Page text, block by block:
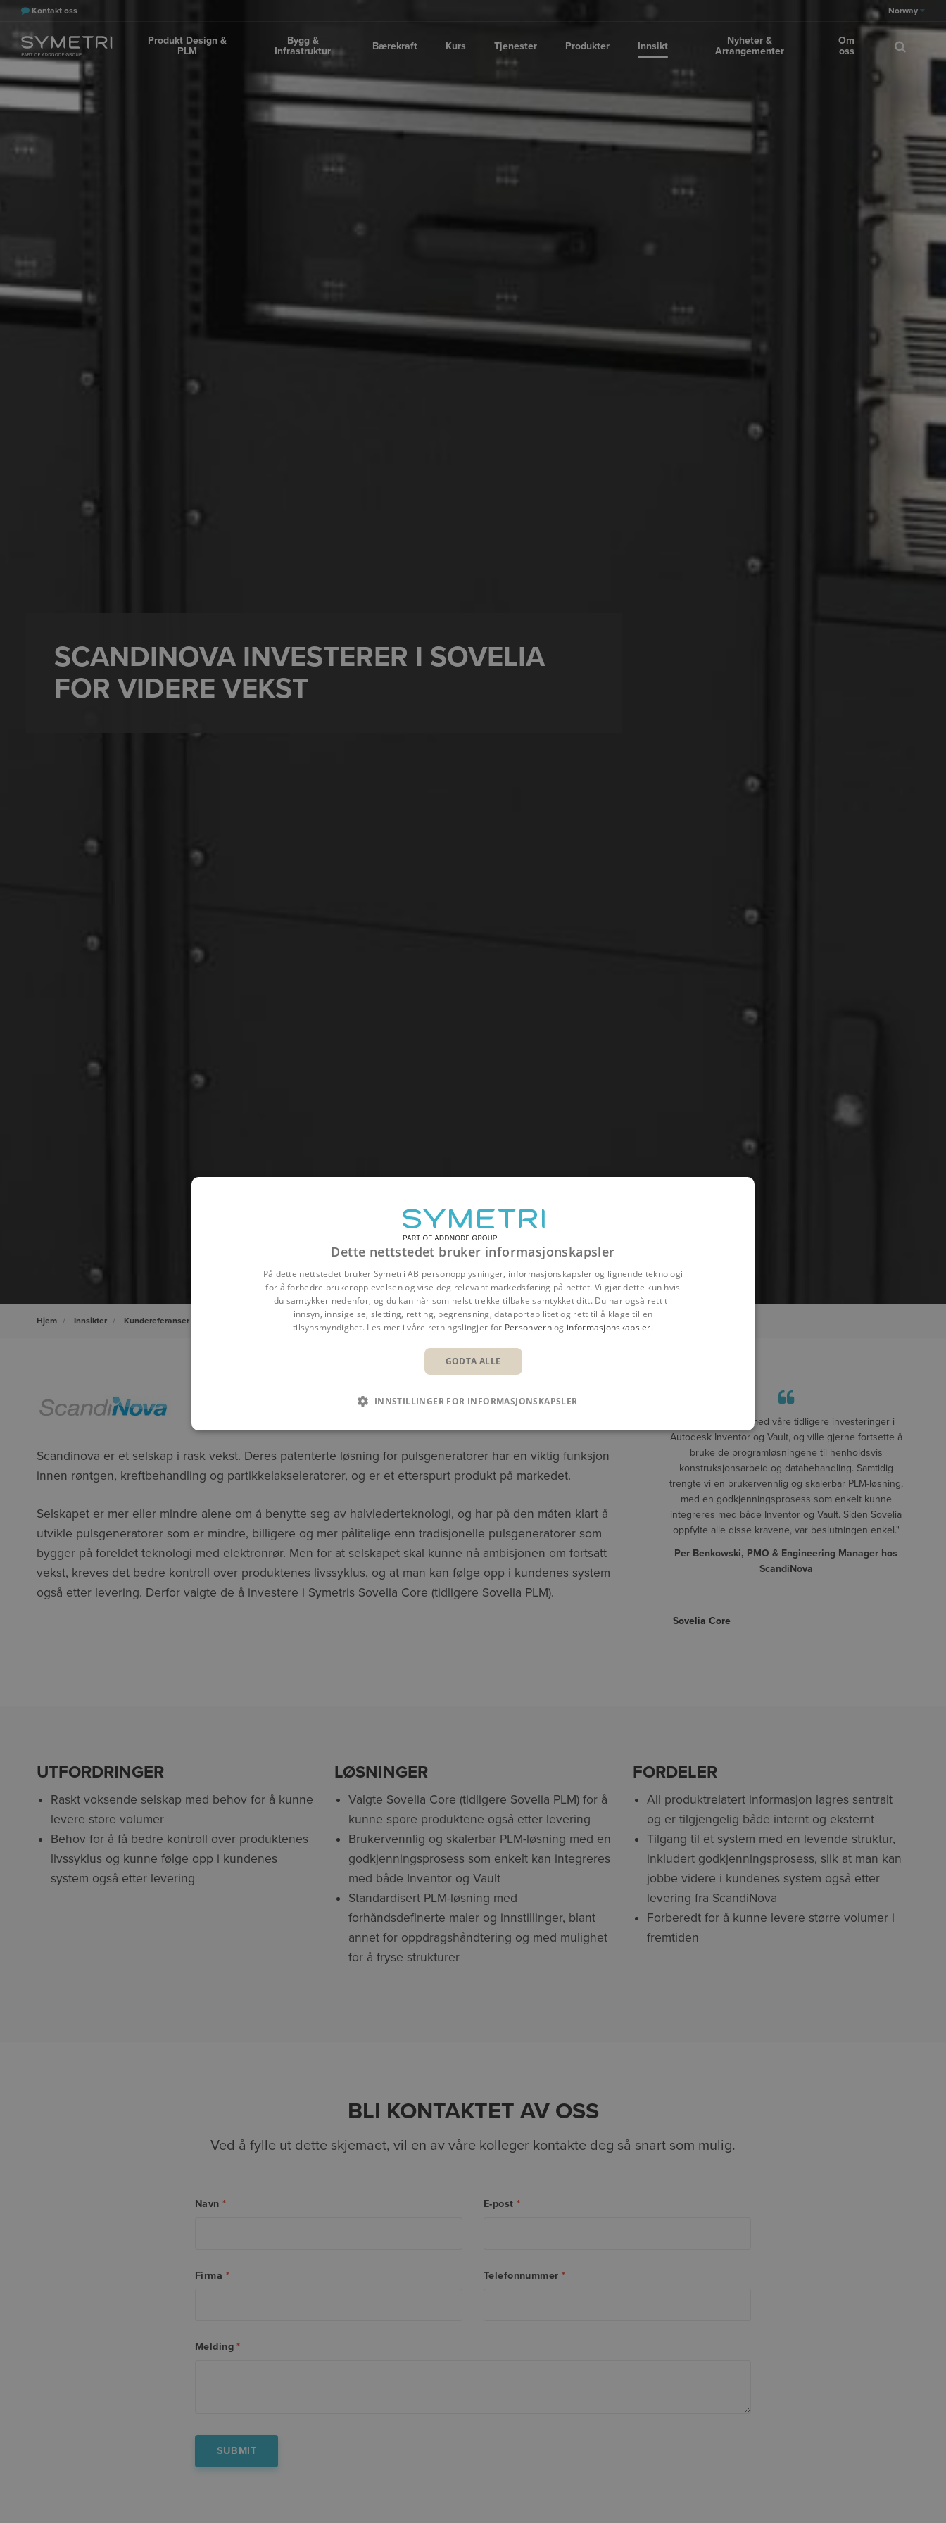
Kontakt oss Norway
Produkt Design &
PLM
Bygg &
Infrastruktur
Bærekraft Kurs Tjenester Produkter Innsikt
Nyheter &
Arrangementer
Om
oss
SCANDINOVA INVESTERER I SOVELIA
FOR VIDERE VEKST
Hjem Innsikter Kundereferanser
Scandinova er et selskap i rask vekst. Deres patenterte løsning for pulsgeneratorer har en viktig funksjon
innen røntgen, kreftbehandling og partikkelakseleratorer, og er et etterspurt produkt på markedet.
Selskapet er mer eller mindre alene om å benytte seg av halvlederteknologi, og har på den måten klart å
utvikle pulsgeneratorer som er mindre, billigere og mer pålitelige enn tradisjonelle pulsgeneratorer som
bygger på foreldet teknologi med elektronrør. Men for at selskapet skal kunne nå ambisjonen om fortsatt
vekst, kreves det bedre kontroll over produktenes livssyklus, og at man kan følge opp i kundenes system
også etter levering. Derfor valgte de å investere i Symetris Sovelia Core (tidligere Sovelia PLM).
"Vi var fornøyde med våre tidligere investeringer i
Autodesk Inventor og Vault, og ville gjerne fortsette å
bruke de programløsningene til henholdsvis
konstruksjonsarbeid og databehandling. Samtidig
trengte vi en brukervennlig og skalerbar PLM-løsning,
med en godkjenningsprosess som enkelt kunne
integreres med både Inventor og Vault. Siden Sovelia
oppfylte alle disse kravene, var beslutningen enkel."
Per Benkowski, PMO & Engineering Manager hos
ScandiNova
Sovelia Core
UTFORDRINGER
Raskt voksende selskap med behov for å kunne
levere store volumer
Behov for å få bedre kontroll over produktenes
livssyklus og kunne følge opp i kundenes
system også etter levering
LØSNINGER
Valgte Sovelia Core (tidligere Sovelia PLM) for å
kunne spore produktene også etter levering
Brukervennlig og skalerbar PLM-løsning med en
godkjenningsprosess som enkelt kan integreres
med både Inventor og Vault
Standardisert PLM-løsning med
forhåndsdefinerte maler og innstillinger, blant
annet for oppdragshåndtering og med mulighet
for å fryse strukturer
FORDELER
All produktrelatert informasjon lagres sentralt
og er tilgjengelig både internt og eksternt
Tilgang til et system med en levende struktur,
inkludert godkjenningsprosess, slik at man kan
jobbe videre i kundenes system også etter
levering fra ScandiNova
Forberedt for å kunne levere større volumer i
fremtiden
BLI KONTAKTET AV OSS
Ved å fylle ut dette skjemaet, vil en av våre kolleger kontakte deg så snart som mulig.
Navn* E-post*
Firma * Telefonnummer*
Melding*
Dette nettstedet bruker informasjonskapsler
På dette nettstedet bruker Symetri AB personopplysninger, informasjonskapsler og lignende teknologi
for å forbedre brukeropplevelsen og vise deg relevant markedsføring på nettet. Vi gjør dette kun hvis
du samtykker nedenfor, og du kan når som helst trekke tilbake samtykket ditt. Du har også rett til
innsyn, innsigelse, sletting, retting, begrensning, dataportabilitet og rett til å klage til en
tilsynsmyndighet. Les mer i våre retningslingjer for Personvernog informasjonskapsler.
GODTA ALLE
INNSTILLINGER FOR INFORMASJONSKAPSLER